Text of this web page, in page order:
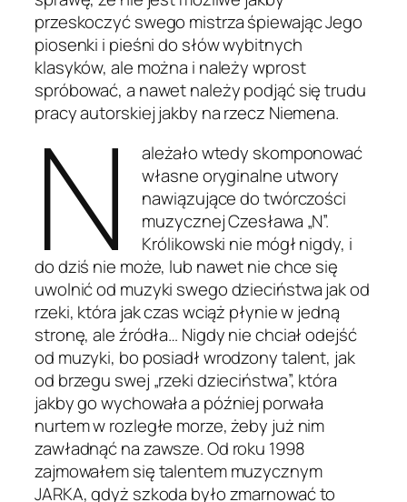
przeskoczyć swego mistrza śpiewając Jego
piosenki i pieśni do słów wybitnych
klasyków, ale można i należy wprost
spróbować, a nawet należy podjąć się trudu
pracy autorskiej jakby na rzecz Niemena.
N
ależało wtedy skomponować
własne oryginalne utwory
nawiązujące do twórczości
muzycznej Czesława „N”.
Królikowski nie mógł nigdy, i
do dziś nie może, lub nawet nie chce się
uwolnić od muzyki swego dzieciństwa jak od
rzeki, która jak czas wciąż płynie w jedną
stronę, ale źródła… Nigdy nie chciał odejść
od muzyki, bo posiadł wrodzony talent, jak
od brzegu swej „rzeki dzieciństwa”, która
jakby go wychowała a później porwała
nurtem w rozległe morze, żeby już nim
zawładnąć na zawsze. Od roku 1998
zajmowałem się talentem muzycznym
JARKA, gdyż szkoda było zmarnować to